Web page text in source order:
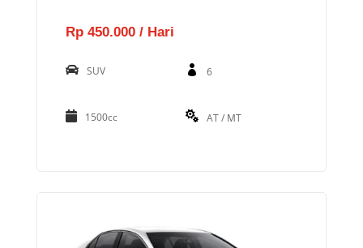
Rp 450.000 / Hari
SUV 6
1500cc AT / MT